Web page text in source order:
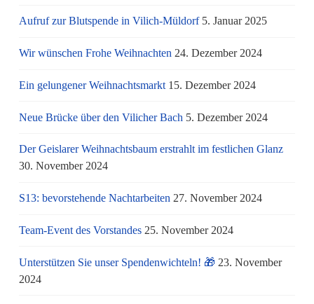
Aufruf zur Blutspende in Vilich-Müldorf 5. Januar 2025
Wir wünschen Frohe Weihnachten 24. Dezember 2024
Ein gelungener Weihnachtsmarkt 15. Dezember 2024
Neue Brücke über den Vilicher Bach 5. Dezember 2024
Der Geislarer Weihnachtsbaum erstrahlt im festlichen Glanz
30. November 2024
S13: bevorstehende Nachtarbeiten 27. November 2024
Team-Event des Vorstandes 25. November 2024
Unterstützen Sie unser Spendenwichteln! 🎁 23. November
2024